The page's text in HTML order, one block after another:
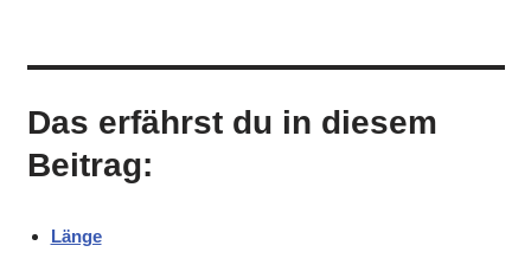
Das erfährst du in diesem
Beitrag:
Länge